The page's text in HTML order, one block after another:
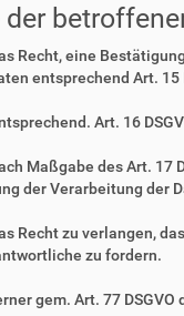
der
Recht, eine
entsprechend Art. 15
Art. 16
Maßgabe des Art. 17
der Verarbeitung der
Recht zu verlangen,
zu fordern.
gem. Art. 77